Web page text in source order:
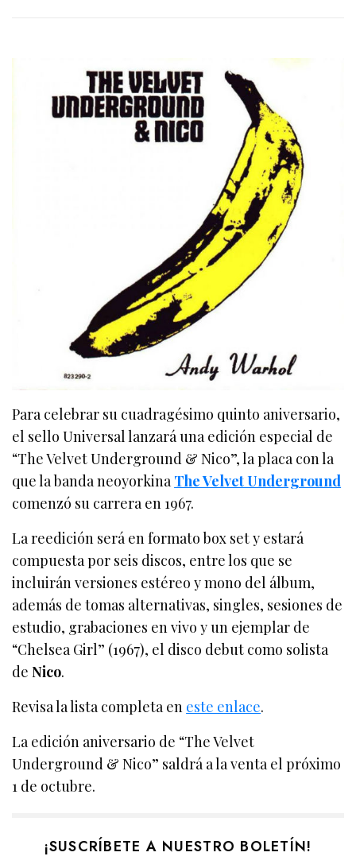
Para celebrar su cuadragésimo quinto aniversario,
el sello Universal lanzará una edición especial de
“The Velvet Underground & Nico”, la placa con la
que la banda neoyorkinaThe Velvet Underground
comenzó su carrera en 1967.
La reedición será en formato box set y estará
compuesta por seis discos, entre los que se
incluirán versiones estéreo y mono del álbum,
además de tomas alternativas, singles, sesiones de
estudio, grabaciones en vivo y un ejemplar de
“Chelsea Girl” (1967), el disco debut como solista
deNico.
Revisa la lista completa en este enlace.
La edición aniversario de “The Velvet
Underground & Nico” saldrá a la venta el próximo
1 de octubre.
¡SUSCRÍBETE A NUESTRO BOLETÍN!